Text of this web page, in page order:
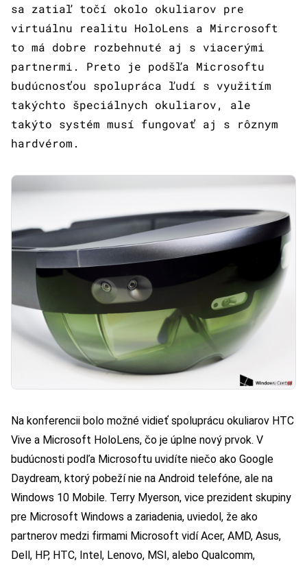
sa zatiaľ točí okolo okuliarov pre
virtuálnu realitu HoloLens a Mircrosoft
to má dobre rozbehnuté aj s viacerými
partnermi. Preto je podšľa Microsoftu
budúcnosťou spolupráca ľudí s využitím
takýchto špeciálnych okuliarov, ale
takýto systém musí fungovať aj s rôznym
hardvérom.
Na konferencii bolo možné vidieť spoluprácu okuliarov HTC
Vive a Microsoft HoloLens, čo je úplne nový prvok. V
budúcnosti podľa Microsoftu uvidíte niečo ako Google
Daydream, ktorý pobeží nie na Android telefóne, ale na
Windows 10 Mobile. Terry Myerson, vice prezident skupiny
pre Microsoft Windows a zariadenia, uviedol, že ako
partnerov medzi firmami Microsoft vidí Acer, AMD, Asus,
Dell, HP, HTC, Intel, Lenovo, MSI, alebo Qualcomm,